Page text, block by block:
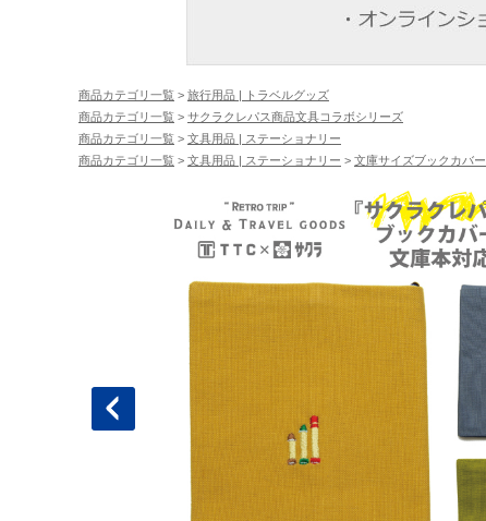
商品カテゴリ一覧 > 旅行用品 | トラベルグッズ
商品カテゴリ一覧 > サクラクレパス商品文具コラボシリーズ
商品カテゴリ一覧 > 文具用品 | ステーショナリー
商品カテゴリ一覧 > 文具用品 | ステーショナリー > 文庫サイズブックカバー